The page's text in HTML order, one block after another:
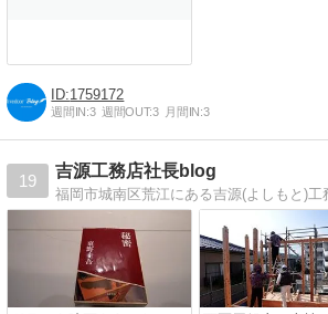
1759172
週間IN:3 週間OUT:3 月間IN:3
19
吉源工務店社長blog